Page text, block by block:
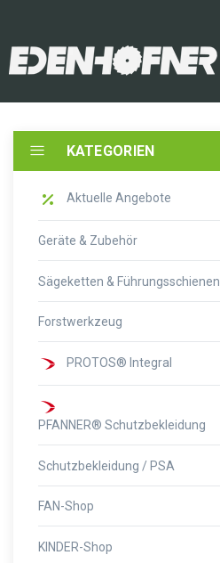
KATEGORIEN
Aktuelle Angebote
Geräte & Zubehör
Sägeketten & Führungsschienen
Forstwerkzeug
PROTOS® Integral
PFANNER® Schutzbekleidung
Schutzbekleidung / PSA
FAN-Shop
KINDER-Shop